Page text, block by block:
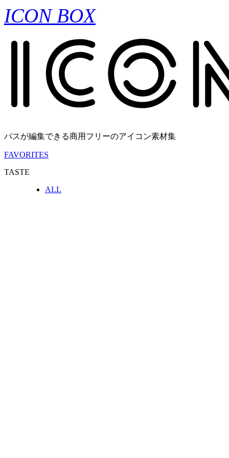
ICON BOX
パスが編集できる商用フリーのアイコン素材集
FAVORITES
TASTE
ALL